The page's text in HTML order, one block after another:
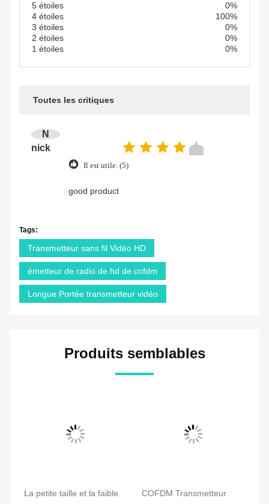
5 étoiles
0%
4 étoiles
100%
3 étoiles
0%
2 étoiles
0%
1 étoiles
0%
Toutes les critiques
N
nick
Il est utile. (5)
good product
Tags:
Transmetteur sans fil Vidéo HD
émetteur de radio de hd de cofdm
Longue Portée transmetteur vidéo
Produits semblables
La petite taille et la faible
COFDM Transmetteur